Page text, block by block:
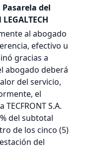
del
al abogado
efectivo u
gracias a
abogado deberá
del servicio,
el
S.A.
del subtotal
de los cinco (5)
del